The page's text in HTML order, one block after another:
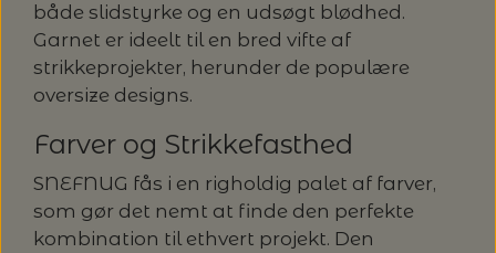
både slidstyrke og en udsøgt blødhed.
Garnet er ideelt til en bred vifte af
strikkeprojekter, herunder de populære
oversize designs.
Farver og Strikkefasthed
SNEFNUG fås i en righoldig palet af farver,
som gør det nemt at finde den perfekte
kombination til ethvert projekt. Den